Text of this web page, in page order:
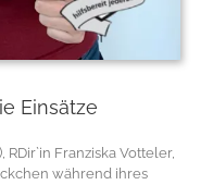
Einsätze
Franziska Votteler,
während ihres